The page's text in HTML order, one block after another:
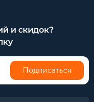
и скидок?
Подписаться